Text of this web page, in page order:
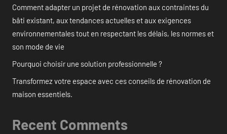
Comment adapter un projet de rénovation aux contraintes du
bâti existant, aux tendances actuelles et aux exigences
environnementales tout en respectant les délais, les normes et
son mode de vie
Pourquoi choisir une solution professionnelle ?
Transformez votre espace avec ces conseils de rénovation de
maison essentiels.
Recent Comments